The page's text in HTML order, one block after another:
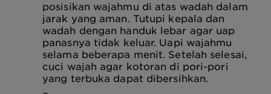
posisikan wajahmu di atas wadah dalam
jarak yang aman. Tutupi kepala dan
wadah dengan handuk lebar agar uap
panasnya tidak keluar. Uapi wajahmu
selama beberapa menit. Setelah selesai,
cuci wajah agar kotoran di pori-pori
yang terbuka dapat dibersihkan.